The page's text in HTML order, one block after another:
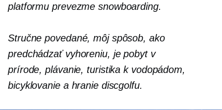
platformu prevezme snowboarding.
Stručne povedané, môj spôsob, ako
predchádzať vyhoreniu, je pobyt v
prírode, plávanie, turistika k vodopádom,
bicyklovanie a hranie discgolfu.